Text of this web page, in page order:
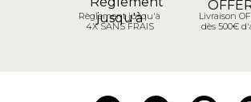
Règlement jusqu'à
4X SANS FRAIS
Livraison
dès 500€